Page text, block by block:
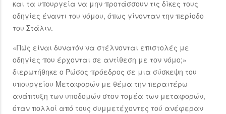
και τα υπουργεία να μην προτάσσουν τις δίκες τους
οδηγίες έναντι του νόμου, όπως γίνονταν την περίοδο
του Στάλιν.
«Πώς είναι δυνατόν να στέλνονται επιστολές με
οδηγίες που έρχονται σε αντίθεση με τον νόμο;»
διερωτήθηκε ο Ρώσος πρόεδρος σε μια σύσκεψη του
υπουργείου Μεταφορών με θέμα την περαιτέρω
ανάπτυξη των υποδομών στον τομέα των μεταφορών,
όταν πολλοί από τους συμμετέχοντες τού ανέφεραν